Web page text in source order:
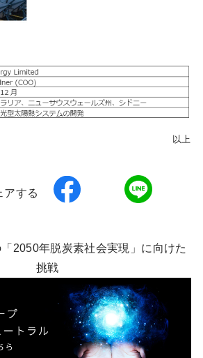
以上
アする
2050年脱炭素社会実現」に向けた
挑戦